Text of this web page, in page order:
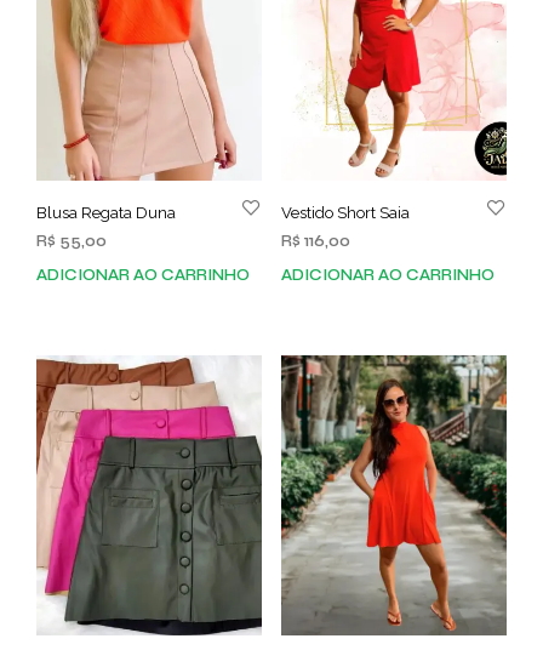
Blusa Regata Duna
R$ 55,00
ADICIONAR AO CARRINHO
Vestido Short Saia
R$ 116,00
ADICIONAR AO CARRINHO